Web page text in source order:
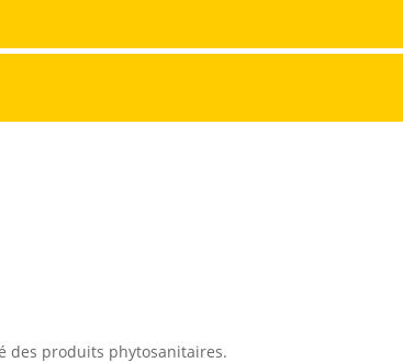
des produits phytosanitaires.